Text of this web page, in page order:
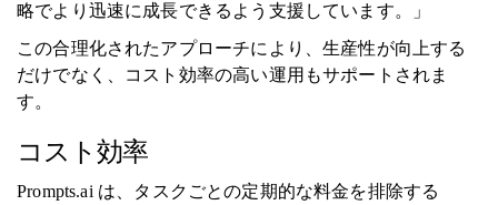
略でより迅速に成長できるよう支援しています。」
この合理化されたアプローチにより、生産性が向上する
だけでなく、コスト効率の高い運用もサポートされま
す。
コスト効率
Prompts.ai は、タスクごとの定期的な料金を排除する